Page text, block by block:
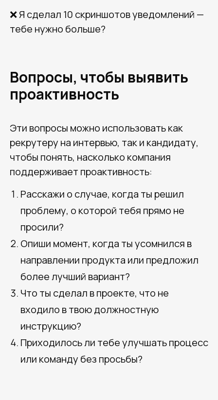
❌ Я сделал 10 скриншотов уведомлений —
тебе нужно больше?
Вопросы, чтобы выявить
проактивность
Эти вопросы можно использовать как
рекрутеру на интервью, так и кандидату,
чтобы понять, насколько компания
поддерживает проактивность:
Расскажи о случае, когда ты решил
проблему, о которой тебя прямо не
просили?
Опиши момент, когда ты усомнился в
направлении продукта или предложил
более лучший вариант?
Что ты сделал в проекте, что не
входило в твою должностную
инструкцию?
Приходилось ли тебе улучшать процесс
или команду без просьбы?
calltobuy
ПОЛУЧИТЬ КОНСУЛЬТАЦИЮ
Услуги:
Вакансии
⚡ Медиа
CPA Автомобили
Web-студия
База креативов